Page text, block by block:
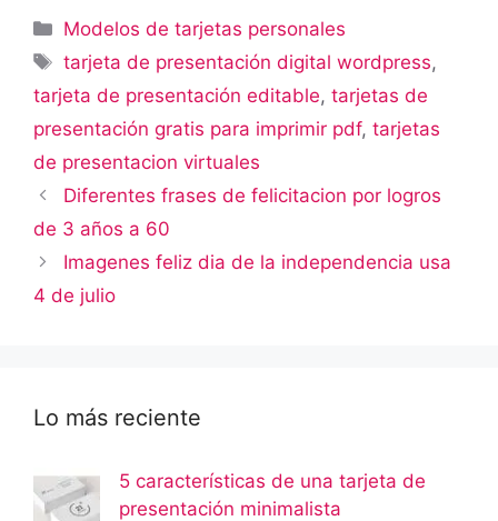
Categorías
Modelos de tarjetas personales
Etiquetas
tarjeta de presentación digital wordpress,
tarjeta de presentación editable, tarjetas de
presentación gratis para imprimir pdf, tarjetas
de presentacion virtuales
Diferentes frases de felicitacion por logros
de 3 años a 60
Imagenes feliz dia de la independencia usa
4 de julio
Lo más reciente
5 características de una tarjeta de
presentación minimalista